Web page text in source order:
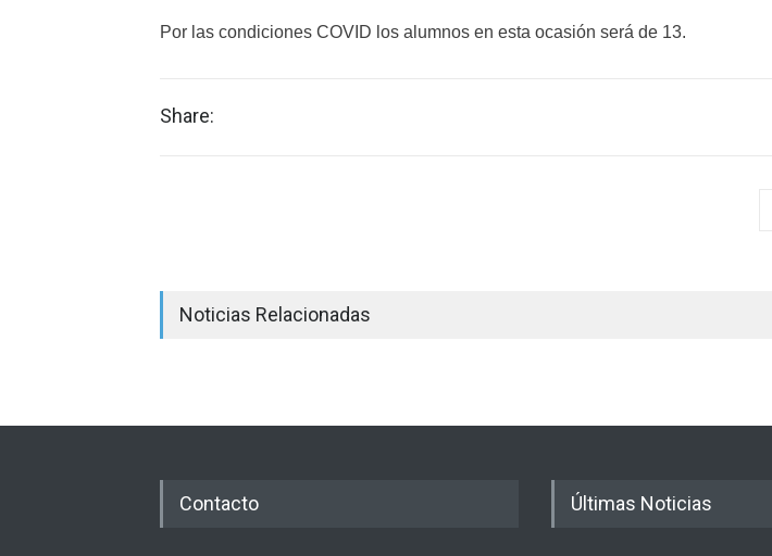
Por las condiciones COVID los alumnos en esta ocasión será de 13.
Share:
Noticias Relacionadas
Contacto Últimas Noticias